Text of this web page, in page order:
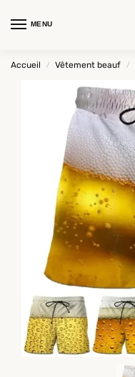
MENU
Accueil / Vêtement beauf /